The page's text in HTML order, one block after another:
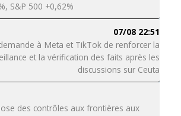
S&P 500 +0,62%
07/08 22:51
à Meta et TikTok de renforcer la
et la vérification des faits après les
discussions sur Ceuta
des contrôles aux frontières aux